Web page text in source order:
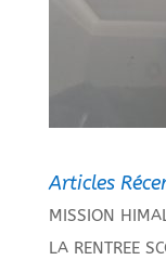
Articles
MISSION
LA RENTREE